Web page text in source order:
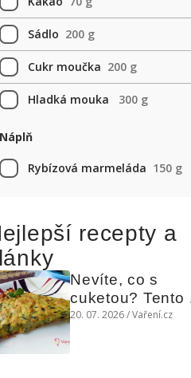
Sádlo 200 g
Cukr moučka 200 g
Hladká mouka 300 g
Náplň
Rybízová marmeláda 150 g
recepty a
Nevíte, co s
cuketou? Tento
levný slaný koláč
20. 07. 2026 / Vaření.cz